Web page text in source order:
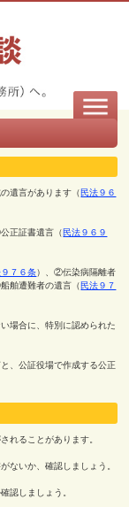
遺言があります（民法９６
正証書遺言（民法９６９
７６条）、②伝染病隔離者
舶遭難者の遺言（民法９７
場合に、特別に認められた
、公証役場で作成する公正
れることがあります。
ないか、確認しましょう。
認しましょう。